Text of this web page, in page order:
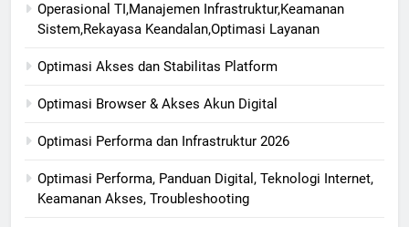
Operasional TI,Manajemen Infrastruktur,Keamanan
Sistem,Rekayasa Keandalan,Optimasi Layanan
Optimasi Akses dan Stabilitas Platform
Optimasi Browser & Akses Akun Digital
Optimasi Performa dan Infrastruktur 2026
Optimasi Performa, Panduan Digital, Teknologi Internet,
Keamanan Akses, Troubleshooting